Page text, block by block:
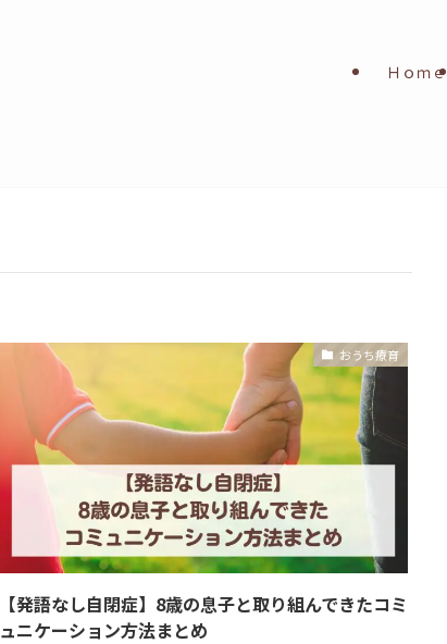
Ｈｏｍｅ
おうち療育
【発語なし自閉症】8歳の息子と取り組んできたコミ
ュニケーション方法まとめ